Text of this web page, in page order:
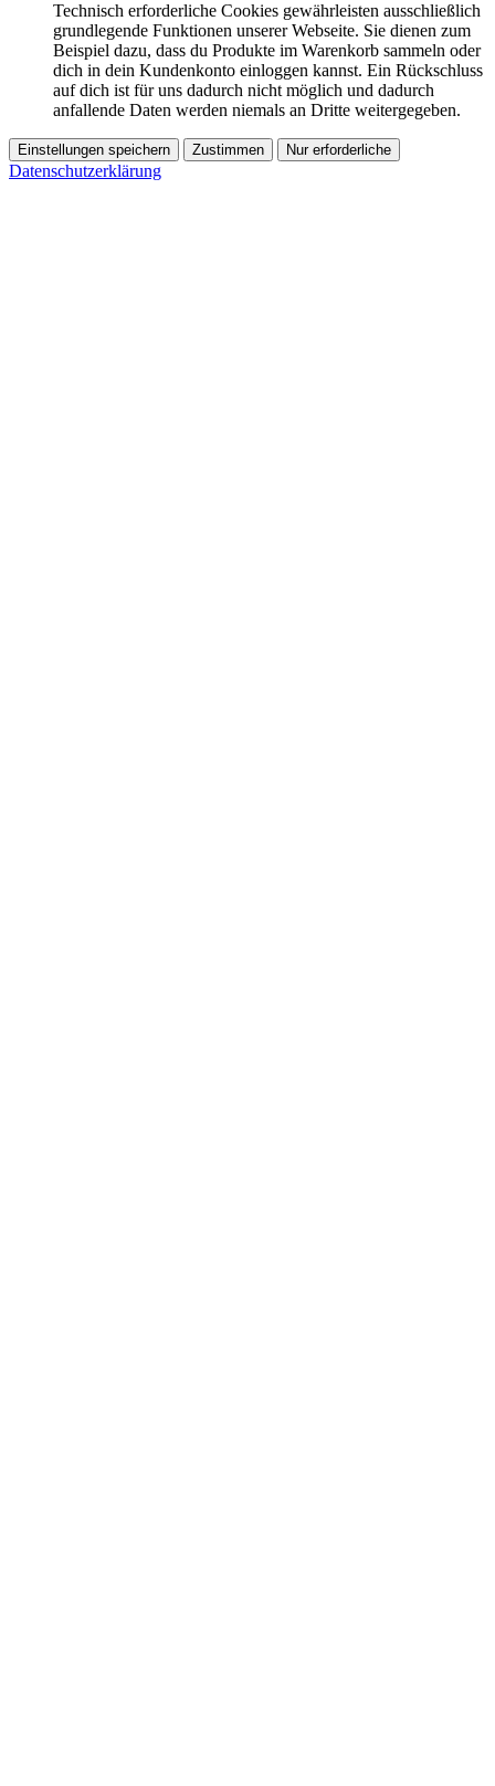
Technisch erforderliche Cookies gewährleisten ausschließlich
grundlegende Funktionen unserer Webseite. Sie dienen zum
Beispiel dazu, dass du Produkte im Warenkorb sammeln oder
dich in dein Kundenkonto einloggen kannst. Ein Rückschluss
auf dich ist für uns dadurch nicht möglich und dadurch
anfallende Daten werden niemals an Dritte weitergegeben.
Einstellungen speichern Zustimmen Nur erforderliche
Datenschutzerklärung